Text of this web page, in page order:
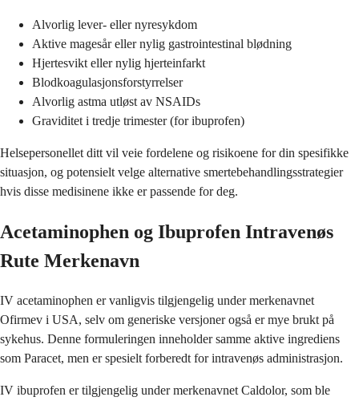
Alvorlig lever- eller nyresykdom
Aktive magesår eller nylig gastrointestinal blødning
Hjertesvikt eller nylig hjerteinfarkt
Blodkoagulasjonsforstyrrelser
Alvorlig astma utløst av NSAIDs
Graviditet i tredje trimester (for ibuprofen)
Helsepersonellet ditt vil veie fordelene og risikoene for din spesifikke
situasjon, og potensielt velge alternative smertebehandlingsstrategier
hvis disse medisinene ikke er passende for deg.
Acetaminophen og Ibuprofen Intravenøs
Rute Merkenavn
IV acetaminophen er vanligvis tilgjengelig under merkenavnet
Ofirmev i USA, selv om generiske versjoner også er mye brukt på
sykehus. Denne formuleringen inneholder samme aktive ingrediens
som Paracet, men er spesielt forberedt for intravenøs administrasjon.
IV ibuprofen er tilgjengelig under merkenavnet Caldolor, som ble